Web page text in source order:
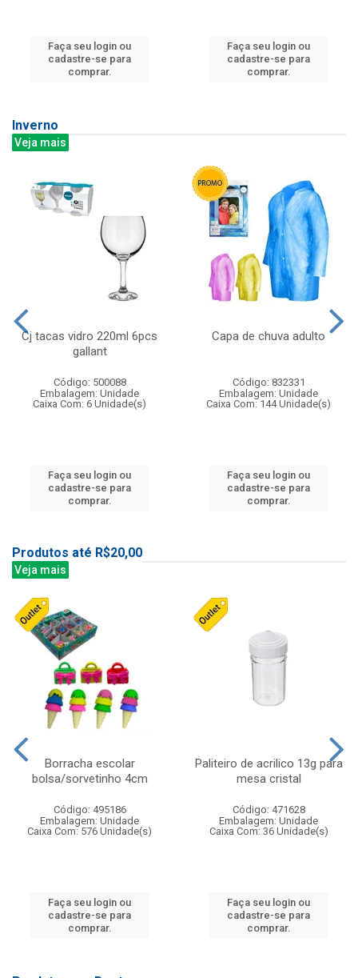
Faça seu login ou
cadastre-se para
comprar.
Faça seu login ou
cadastre-se para
comprar.
Inverno
Veja mais
Cj tacas vidro 220ml 6pcs
gallant
Código: 500088
Embalagem: Unidade
Caixa Com: 6 Unidade(s)
Faça seu login ou
cadastre-se para
comprar.
Capa de chuva adulto
Código: 832331
Embalagem: Unidade
Caixa Com: 144 Unidade(s)
Faça seu login ou
cadastre-se para
comprar.
Produtos até R$20,00
Veja mais
Borracha escolar
bolsa/sorvetinho 4cm
Código: 495186
Embalagem: Unidade
Caixa Com: 576 Unidade(s)
Faça seu login ou
cadastre-se para
comprar.
Paliteiro de acrilico 13g para
mesa cristal
Código: 471628
Embalagem: Unidade
Caixa Com: 36 Unidade(s)
Faça seu login ou
cadastre-se para
comprar.